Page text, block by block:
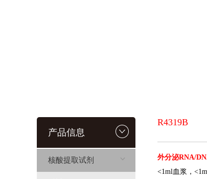
产品信息
核酸提取试剂
R4319B
外分泌RNA/
<1ml血浆，